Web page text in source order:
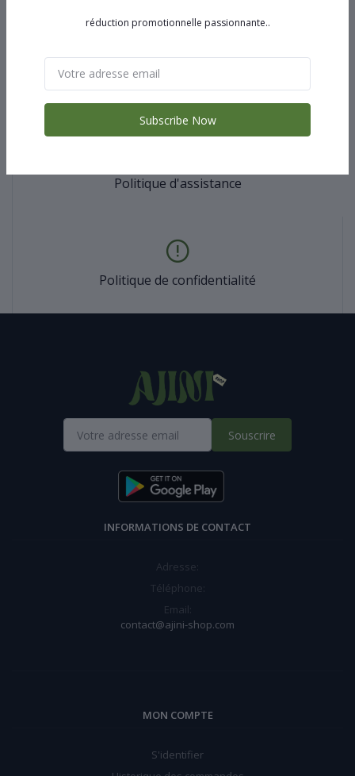
Politique de retour
Politique d'assistance
Politique de confidentialité
Souscrire
INFORMATIONS DE CONTACT
Adresse:
Téléphone:
Email:
contact@ajini-shop.com
MON COMPTE
S'identifier
réduction promotionnelle passionnante..
Subscribe Now